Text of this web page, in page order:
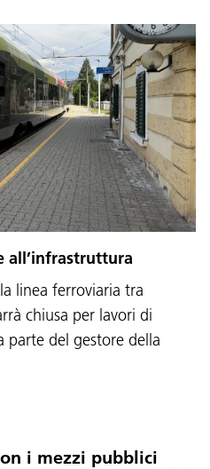
all’infrastruttura
linea ferroviaria tra
chiusa per lavori di
parte del gestore della
i mezzi pubblici